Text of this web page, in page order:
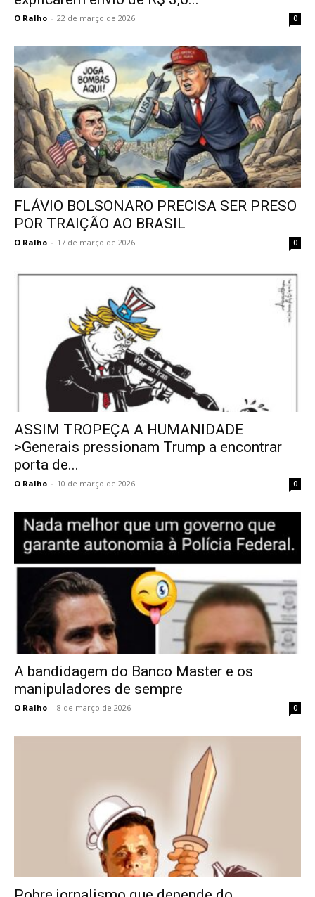
O Ralho - 22 de março de 2026 0
FLÁVIO BOLSONARO PRECISA SER PRESO
POR TRAIÇÃO AO BRASIL
O Ralho - 17 de março de 2026 0
ASSIM TROPEÇA A HUMANIDADE
>Generais pressionam Trump a encontrar
porta de...
O Ralho - 10 de março de 2026 0
A bandidagem do Banco Master e os
manipuladores de sempre
O Ralho - 8 de março de 2026 0